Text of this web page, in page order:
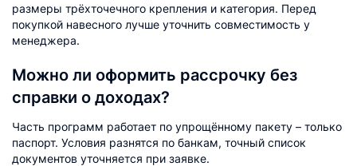
размеры трёхточечного крепления и категория. Перед
покупкой навесного лучше уточнить совместимость у
менеджера.
Можно ли оформить рассрочку без
справки о доходах?
Часть программ работает по упрощённому пакету – только
паспорт. Условия разнятся по банкам, точный список
документов уточняется при заявке.